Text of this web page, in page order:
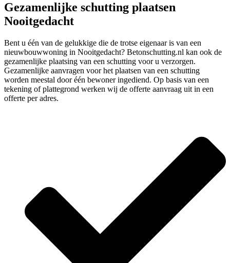
Gezamenlijke schutting plaatsen
Nooitgedacht
Bent u één van de gelukkige die de trotse eigenaar is van een
nieuwbouwwoning in Nooitgedacht? Betonschutting.nl kan ook de
gezamenlijke plaatsing van een schutting voor u verzorgen.
Gezamenlijke aanvragen voor het plaatsen van een schutting
worden meestal door één bewoner ingediend. Op basis van een
tekening of plattegrond werken wij de offerte aanvraag uit in een
offerte per adres.